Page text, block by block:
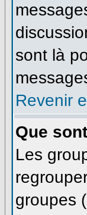
sont là
Revenir
Que
Les
groupes